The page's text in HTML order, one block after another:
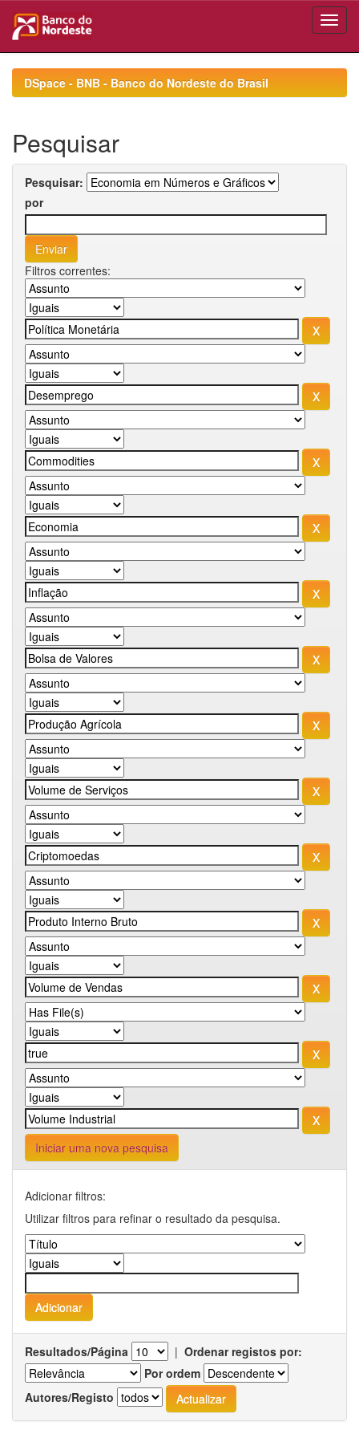
navigationDSpace - BNB - Banco do Nordeste do Brasil
Pesquisar
Pesquisar:
por
Filtros correntes:
Iniciar uma nova pesquisa
Adicionar filtros:
Utilizar filtros para refinar o resultado da pesquisa.
Resultados/Página | Ordenar registos por:
Por ordem
Autores/Registo